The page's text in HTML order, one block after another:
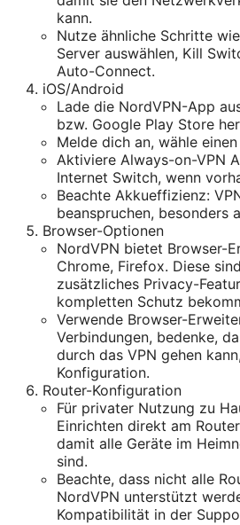
kann.
Nutze ähnliche Schritte
Server auswählen, Kill
Auto-Connect.
iOS/Android
Lade die NordVPN-App
bzw. Google Play Store
Melde dich an, wähle einen
Aktiviere Always-on-VPN
Internet Switch, wenn
Beachte Akkueffizienz:
beanspruchen, besonders
Browser-Optionen
NordVPN bietet Browser-
Chrome, Firefox. Diese
zusätzliches Privacy-
kompletten Schutz
Verwende Browser-
Verbindungen, bedenke,
durch das VPN gehen
Konfiguration.
Router-Konfiguration
Für privater Nutzung zu
Einrichten direkt am
damit alle Geräte im
sind.
Beachte, dass nicht alle
NordVPN unterstützt
Kompatibilität in der